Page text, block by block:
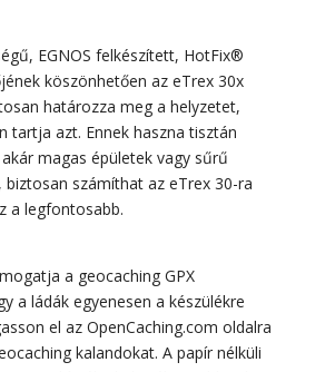
EGNOS felkészített, HotFix®
köszönhetően az eTrex 30x
határozza meg a helyzetet,
tartja azt. Ennek haszna tisztán
magas épületek vagy sűrű
számíthat az eTrex 30-ra
a legfontosabb.
a geocaching GPX
a ládák egyenesen a készülékre
el az OpenCaching.com oldalra
kalandokat. A papír nélküli